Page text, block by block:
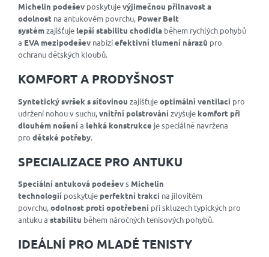
Michelin podešev poskytujevýjimečnou přilnavost a
odolnost na antukovém povrchu, Power Belt
systémzajišťuje lepší stabilitu chodidla během rychlých pohybů
a EVA mezipodešev nabízíefektivní tlumení nárazů pro
ochranu dětských kloubů.
KOMFORT A PRODYŠNOST
Syntetický svršek s síťovinou zajišťujeoptimální ventilaci pro
udržení nohou v suchu,vnitřní polstrování zvyšuje komfort při
dlouhém nošení a lehká konstrukce je speciálně navržena
pro dětské potřeby.
SPECIALIZACE PRO ANTUKU
Speciální antuková podeševs Michelin
technologií poskytuje perfektní trakci na jílovitém
povrchu,odolnost proti opotřebení při skluzech typických pro
antuku a stabilitu během náročných tenisových pohybů.
IDEÁLNÍ PRO MLADÉ TENISTY